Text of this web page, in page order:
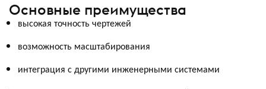
Основные преимущества
высокая точность чертежей
возможность масштабирования
интеграция с другими инженерными системами